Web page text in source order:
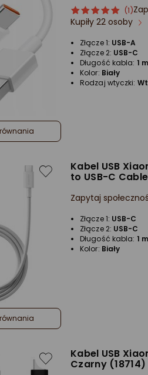
ocena
produktu
gwiazdki
Ocena
produktu
(1)
Kupiły 22 osoby
Złącze 1: USB-A
Złącze 2: USB-C
Długość kabla: 1 m
Kolor: Biały
Rodzaj wtyczki:
Kabel USB
to USB-C
Zapytaj
Złącze 1: USB-C
Złącze 2: USB-C
Długość kabla: 1 m
Kolor: Biały
Kabel USB
Czarny (18714)